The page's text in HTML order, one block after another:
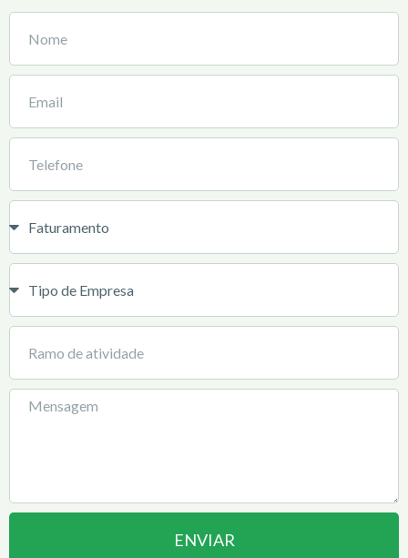
ENVIAR